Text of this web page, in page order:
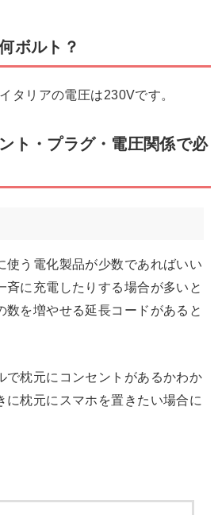
ボルト？
タリアの電圧は230Vです。
ト・プラグ・電圧関係で必
使う電化製品が少数であればいい
斉に充電したりする場合が多いと
数を増やせる延長コードがあると
で枕元にコンセントがあるかわか
に枕元にスマホを置きたい場合に